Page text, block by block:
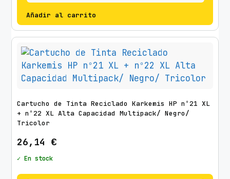
Añadir al carrito
Cartucho de Tinta Reciclado Karkemis HP nº21 XL
+ nº22 XL Alta Capacidad Multipack/ Negro/
Tricolor
26,14 €
✓ En stock